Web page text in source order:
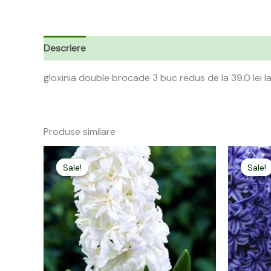
Descriere
gloxinia double brocade 3 buc redus de la 39.0 lei
Produse similare
Sale!
Sale!
Prețul
inițial
a
fost:
24,00 lei.
Prețul
curent
este:
12,00 lei.
Sale!
Sale! a